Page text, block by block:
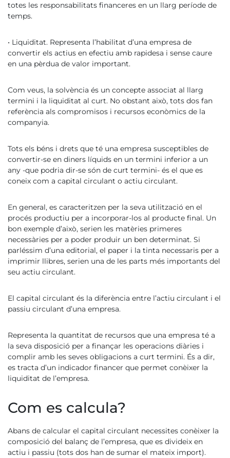
totes les responsabilitats financeres en un llarg període de
temps.
• Liquiditat. Representa l’habilitat d’una empresa de
convertir els actius en efectiu amb rapidesa i sense caure
en una pèrdua de valor important.
Com veus, la solvència és un concepte associat al llarg
termini i la liquiditat al curt. No obstant això, tots dos fan
referència als compromisos i recursos econòmics de la
companyia.
Tots els béns i drets que té una empresa susceptibles de
convertir-se en diners líquids en un termini inferior a un
any -que podria dir-se són de curt termini- és el que es
coneix com a capital circulant o actiu circulant.
En general, es caracteritzen per la seva utilització en el
procés productiu per a incorporar-los al producte final. Un
bon exemple d’això, serien les matèries primeres
necessàries per a poder produir un ben determinat. Si
parléssim d’una editorial, el paper i la tinta necessaris per a
imprimir llibres, serien una de les parts més importants del
seu actiu circulant.
El capital circulant és la diferència entre l’actiu circulant i el
passiu circulant d’una empresa.
Representa la quantitat de recursos que una empresa té a
la seva disposició per a finançar les operacions diàries i
complir amb les seves obligacions a curt termini. És a dir,
es tracta d’un indicador financer que permet conèixer la
liquiditat de l’empresa.
Com es calcula?
Abans de calcular el capital circulant necessites conèixer la
composició del balanç de l’empresa, que es divideix en
actiu i passiu (tots dos han de sumar el mateix import).